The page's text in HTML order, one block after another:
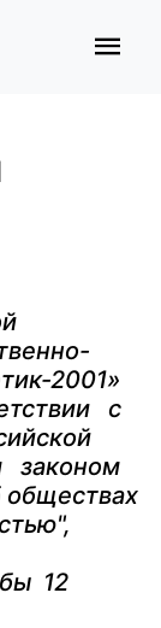
2001»
с
законом
12